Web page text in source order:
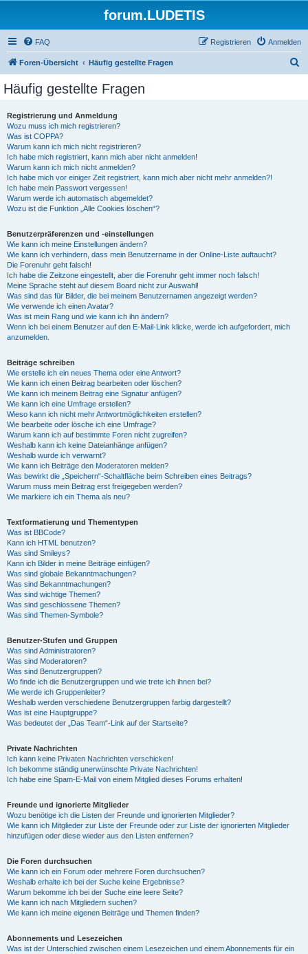
forum.LUDETIS
FAQ Anmelden
Registrieren
Foren-Übersicht Häufig gestellte Fragen
Häufig gestellte Fragen
Registrierung und Anmeldung
Wozu muss ich mich registrieren?
Was ist COPPA?
Warum kann ich mich nicht registrieren?
Ich habe mich registriert, kann mich aber nicht anmelden!
Warum kann ich mich nicht anmelden?
Ich habe mich vor einiger Zeit registriert, kann mich aber nicht mehr anmelden?!
Ich habe mein Passwort vergessen!
Warum werde ich automatisch abgemeldet?
Wozu ist die Funktion „Alle Cookies löschen“?
Benutzerpräferenzen und -einstellungen
Wie kann ich meine Einstellungen ändern?
Wie kann ich verhindern, dass mein Benutzername in der Online-Liste auftaucht?
Die Forenuhr geht falsch!
Ich habe die Zeitzone eingestellt, aber die Forenuhr geht immer noch falsch!
Meine Sprache steht auf diesem Board nicht zur Auswahl!
Was sind das für Bilder, die bei meinem Benutzernamen angezeigt werden?
Wie verwende ich einen Avatar?
Was ist mein Rang und wie kann ich ihn ändern?
Wenn ich bei einem Benutzer auf den E-Mail-Link klicke, werde ich aufgefordert, mich
anzumelden.
Beiträge schreiben
Wie erstelle ich ein neues Thema oder eine Antwort?
Wie kann ich einen Beitrag bearbeiten oder löschen?
Wie kann ich meinem Beitrag eine Signatur anfügen?
Wie kann ich eine Umfrage erstellen?
Wieso kann ich nicht mehr Antwortmöglichkeiten erstellen?
Wie bearbeite oder lösche ich eine Umfrage?
Warum kann ich auf bestimmte Foren nicht zugreifen?
Weshalb kann ich keine Dateianhänge anfügen?
Weshalb wurde ich verwarnt?
Wie kann ich Beiträge den Moderatoren melden?
Was bewirkt die „Speichern“-Schaltfläche beim Schreiben eines Beitrags?
Warum muss mein Beitrag erst freigegeben werden?
Wie markiere ich ein Thema als neu?
Textformatierung und Thementypen
Was ist BBCode?
Kann ich HTML benutzen?
Was sind Smileys?
Kann ich Bilder in meine Beiträge einfügen?
Was sind globale Bekanntmachungen?
Was sind Bekanntmachungen?
Was sind wichtige Themen?
Was sind geschlossene Themen?
Was sind Themen-Symbole?
Benutzer-Stufen und Gruppen
Was sind Administratoren?
Was sind Moderatoren?
Was sind Benutzergruppen?
Wo finde ich die Benutzergruppen und wie trete ich ihnen bei?
Wie werde ich Gruppenleiter?
Weshalb werden verschiedene Benutzergruppen farbig dargestellt?
Was ist eine Hauptgruppe?
Was bedeutet der „Das Team“-Link auf der Startseite?
Private Nachrichten
Ich kann keine Privaten Nachrichten verschicken!
Ich bekomme ständig unerwünschte Private Nachrichten!
Ich habe eine Spam-E-Mail von einem Mitglied dieses Forums erhalten!
Freunde und ignorierte Mitglieder
Wozu benötige ich die Listen der Freunde und ignorierten Mitglieder?
Wie kann ich Mitglieder zur Liste der Freunde oder zur Liste der ignorierten Mitglieder
hinzufügen oder diese wieder aus den Listen entfernen?
Die Foren durchsuchen
Wie kann ich ein Forum oder mehrere Foren durchsuchen?
Weshalb erhalte ich bei der Suche keine Ergebnisse?
Warum bekomme ich bei der Suche eine leere Seite?
Wie kann ich nach Mitgliedern suchen?
Wie kann ich meine eigenen Beiträge und Themen finden?
Abonnements und Lesezeichen
Was ist der Unterschied zwischen einem Lesezeichen und einem Abonnements für ein